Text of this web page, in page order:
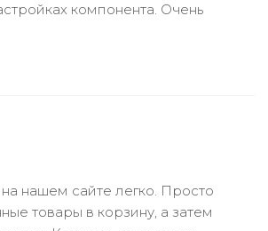
компонента. Очень
нашем сайте легко. Просто
товары в корзину, а затем